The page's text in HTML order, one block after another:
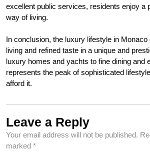
excellent public services, residents enjoy a
way of living.
In conclusion, the luxury lifestyle in
living and refined taste in a unique and
luxury homes and yachts to fine dining and
represents the peak of sophisticated
afford it.
Leave a Reply
Your email address will not be published.
marked *